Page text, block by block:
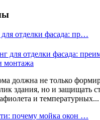
отделки фасада: пр…
должна не только
здания, но и защищать
и температурных...
почему мойка окон …